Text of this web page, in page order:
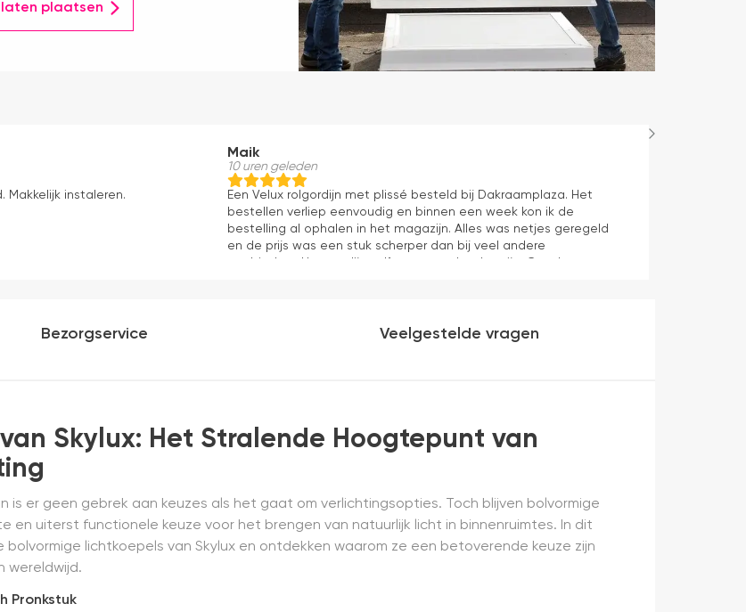
laten plaatsen
Makkelijk instaleren.
Maik
10 uren geleden
Een Velux rolgordijn met plissé besteld bij Dakraamplaza. Het
bestellen verliep eenvoudig en binnen een week kon ik de
bestelling al ophalen in het magazijn. Alles was netjes geregeld
en de prijs was een stuk scherper dan bij veel andere
Bezorgservice Veelgestelde vragen
Skylux: Het Stralende Hoogtepunt van
is er geen gebrek aan keuzes als het gaat om verlichtingsopties. Toch blijven bolvormige
en uiterst functionele keuze voor het brengen van natuurlijk licht in binnenruimtes. In dit
lichtkoepels van Skylux en ontdekken waarom ze een betoverende keuze zijn
wereldwijd.
Pronkstuk